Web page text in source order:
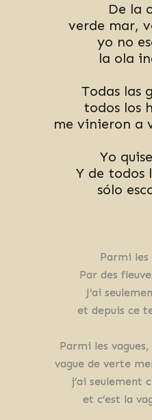
De la
verde mar,
yo no
la ola
Todas las
todos los
me vinieron a
Yo
Y de todos
sólo
Parmi
Par des
J’ai
et depuis ce
Parmi les
vague de verte
j’ai seulement
et c’est la